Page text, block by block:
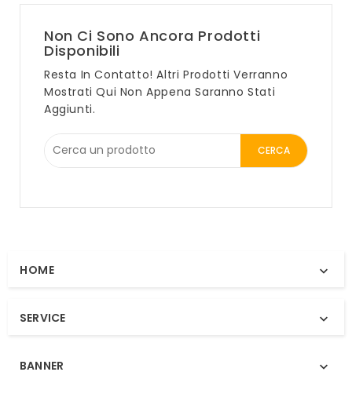
Non Ci Sono Ancora Prodotti
Disponibili
Resta In Contatto! Altri Prodotti Verranno
Mostrati Qui Non Appena Saranno Stati
Aggiunti.
CERCA
HOME 
SERVICE 
BANNER 